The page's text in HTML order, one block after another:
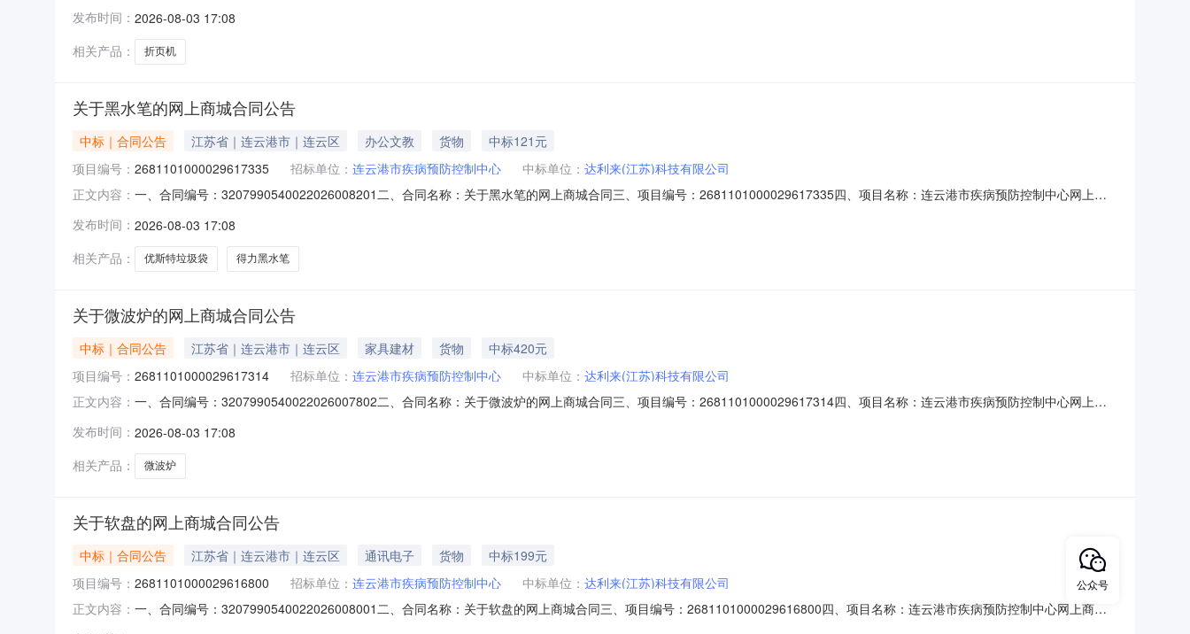
京市江宁区麒麟街道开城路209号二楼202室联系方式：17512527598六、合同主体信息1.主要标的信息：主要标的名称：道顿DC-200QA3手动订折折页
发布时间： 2026-08-03 17:08
相关产品：
折页机
关于黑水笔的网上商城合同公告
中标｜合同公告 江苏省｜连云港市｜连云区 办公文教 货物
中标121元
项目编号： 2681101000029617335 招标单位： 连云港市疾病预防控制中心 中标单位： 达利来(江苏)科技有限公司
正文内容： 一、合同编号：3207990540022026008201二、合同名称：关于黑水笔的网上商城合同三、项目编号：2681101000029617335四、项目名称：连云港市疾病预防控制中心网上商
京市江宁区麒麟街道开城路209号二楼202室联系方式：17512527598六、合同主体信息1.主要标的信息：主要标的名称：优斯特垃圾袋混色ui080125只
发布时间： 2026-08-03 17:08
相关产品：
优斯特垃圾袋 得力黑水笔
关于微波炉的网上商城合同公告
中标｜合同公告 江苏省｜连云港市｜连云区 家具建材 货物
中标420元
项目编号： 2681101000029617314 招标单位： 连云港市疾病预防控制中心 中标单位： 达利来(江苏)科技有限公司
正文内容： 一、合同编号：3207990540022026007802二、合同名称：关于微波炉的网上商城合同三、项目编号：2681101000029617314四、项目名称：连云港市疾病预防控制中心网上商
京市江宁区麒麟街道开城路209号二楼202室联系方式：17512527598六、合同主体信息1.主要标的信息：主要标的名称：格兰仕T70TPDXB1微波炉家用
发布时间： 2026-08-03 17:08
相关产品：
微波炉
关于软盘的网上商城合同公告
中标｜合同公告 江苏省｜连云港市｜连云区 通讯电子 货物
中标199元
项目编号： 2681101000029616800 招标单位： 连云港市疾病预防控制中心 中标单位： 达利来(江苏)科技有限公司
正文内容： 一、合同编号：3207990540022026008001二、合同名称：关于软盘的网上商城合同三、项目编号：2681101000029616800四、项目名称：连云港市疾病预防控制中心网上商城
公众号